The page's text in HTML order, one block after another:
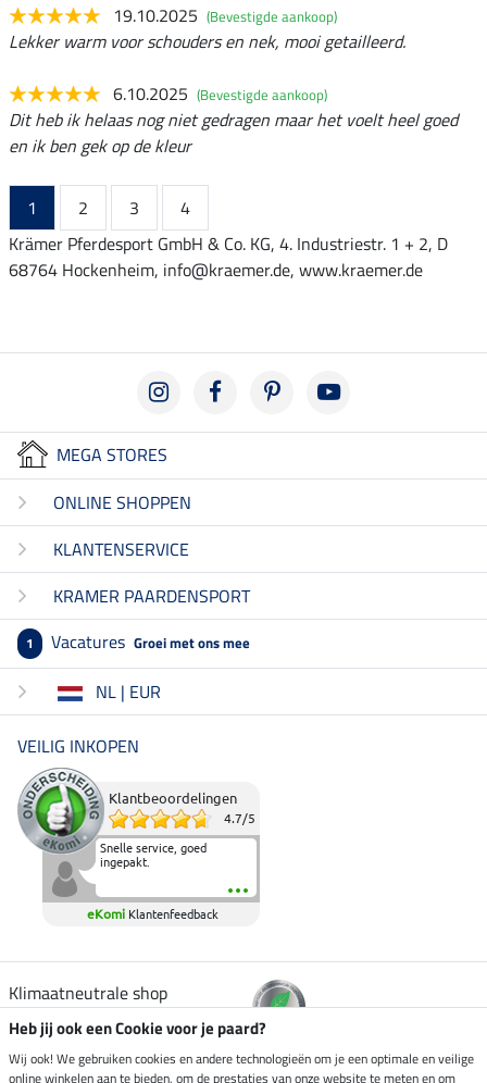
19.10.2025 (Bevestigde aankoop)
Lekker warm voor schouders en nek, mooi getailleerd.
6.10.2025 (Bevestigde aankoop)
Dit heb ik helaas nog niet gedragen maar het voelt heel goed
en ik ben gek op de kleur
1 2 3
4
Krämer Pferdesport GmbH & Co. KG, 4. Industriestr. 1 + 2, D
68764 Hockenheim, info@kraemer.de, www.kraemer.de
MEGA STORES
ONLINE SHOPPEN
KLANTENSERVICE
KRAMER PAARDENSPORT
1 Vacatures Groei met ons mee
NL | EUR
VEILIG INKOPEN
Klantbeoordelingen
4.7/5
Snelle service, goed
ingepakt.
eKomi Klantenfeedback
Klimaatneutrale shop
Verzending per
Heb jij ook een Cookie voor je paard?
Wij ook! We gebruiken cookies en andere technologieën om je een optimale en veilige
online winkelen aan te bieden, om de prestaties van onze website te meten en om